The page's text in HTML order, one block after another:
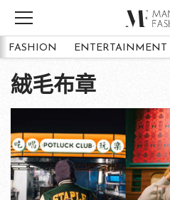
FASHION ENTERTAINMENT
絨毛布章